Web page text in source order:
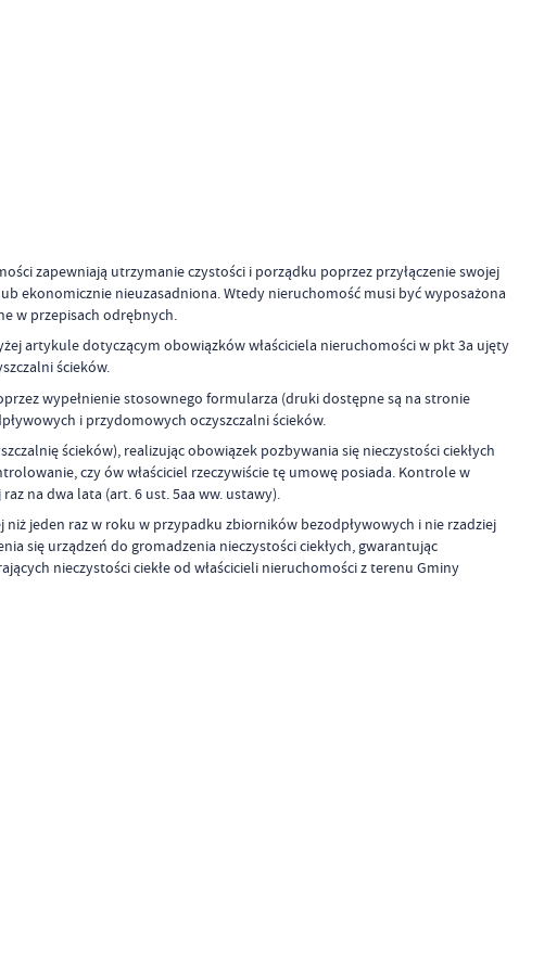
zapewniają utrzymanie czystości i porządku poprzez przyłączenie swojej
ekonomicznie nieuzasadniona. Wtedy nieruchomość musi być wyposażona
w przepisach odrębnych.
artykule dotyczącym obowiązków właściciela nieruchomości w pkt 3a ujęty
ścieków.
wypełnienie stosownego formularza (druki dostępne są na stronie
i przydomowych oczyszczalni ścieków.
ścieków), realizując obowiązek pozbywania się nieczystości ciekłych
czy ów właściciel rzeczywiście tę umowę posiada. Kontrole w
na dwa lata (art. 6 ust. 5aa ww. ustawy).
jeden raz w roku w przypadku zbiorników bezodpływowych i nie rzadziej
się urządzeń do gromadzenia nieczystości ciekłych, gwarantując
nieczystości ciekłe od właścicieli nieruchomości z terenu Gminy